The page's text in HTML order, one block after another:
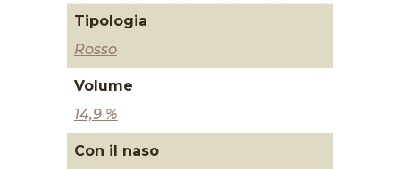
Tipologia
Rosso
Volume
14,9 %
Con il naso